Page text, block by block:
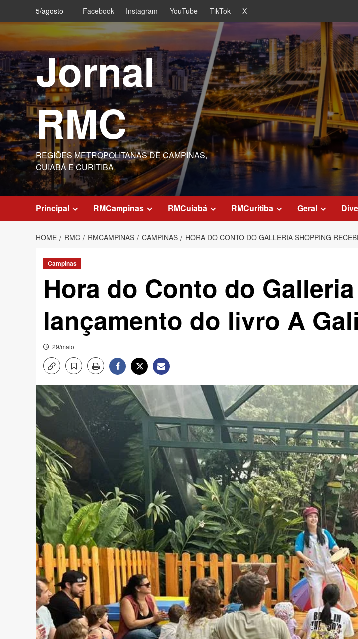
content
5/agosto Facebook Instagram YouTube TikTok X
Jornal
RMC
REGIÕES METROPOLITANAS DE CAMPINAS,
CUIABÁ E CURITIBA
Principal RMCampinas RMCuiabá RMCuritiba Geral
HOME RMC RMCAMPINAS CAMPINAS HORA DO CONTO DO GALLERIA SHOPPING
Campinas
Hora do Conto do
lançamento do livro A
29/maio